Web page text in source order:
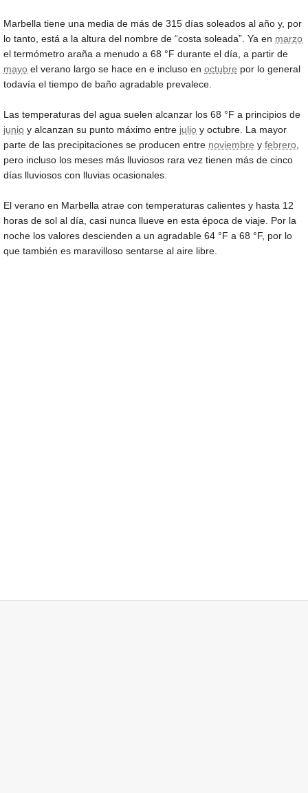
Marbella tiene una media de más de 315 días soleados al año y, por
lo tanto, está a la altura del nombre de “costa soleada”. Ya en marzo
el termómetro araña a menudo a 68 °F durante el día, a partir de
mayo el verano largo se hace en e incluso en octubre por lo general
todavía el tiempo de baño agradable prevalece.
Las temperaturas del agua suelen alcanzar los 68 °F a principios de
junio y alcanzan su punto máximo entre julio y octubre. La mayor
parte de las precipitaciones se producen entre noviembre y febrero,
pero incluso los meses más lluviosos rara vez tienen más de cinco
días lluviosos con lluvias ocasionales.
El verano en Marbella atrae con temperaturas calientes y hasta 12
horas de sol al día, casi nunca llueve en esta época de viaje. Por la
noche los valores descienden a un agradable 64 °F a 68 °F, por lo
que también es maravilloso sentarse al aire libre.